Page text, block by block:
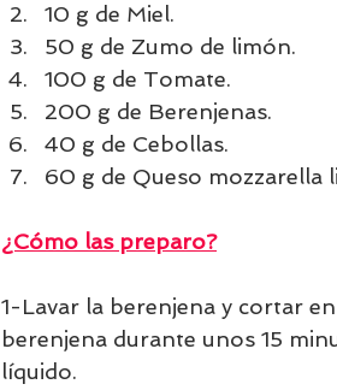
10 g de Miel.
50 g de Zumo de limón.
100 g de Tomate.
200 g de Berenjenas.
40 g de Cebollas.
60 g de Queso mozzarella
¿Cómo las preparo?
1-Lavar la berenjena y cortar
berenjena durante unos 15
líquido.